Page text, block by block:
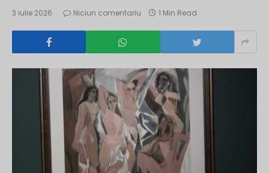
3 iulie 2026 Niciun comentariu 1 Min Read